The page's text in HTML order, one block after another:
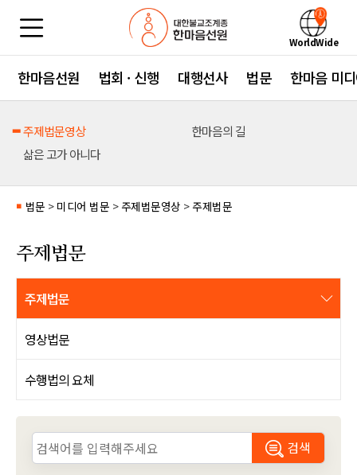
WorldWide
한마음선원 법회 · 신행 대행선사 법문 한마음 미
주제법문영상
한마음의 길
삶은 고가 아니다
■ 법문 > 미디어 법문 > 주제법문영상 > 주제법문
주제법문
주제법문
영상법문
수행법의 요체
검색